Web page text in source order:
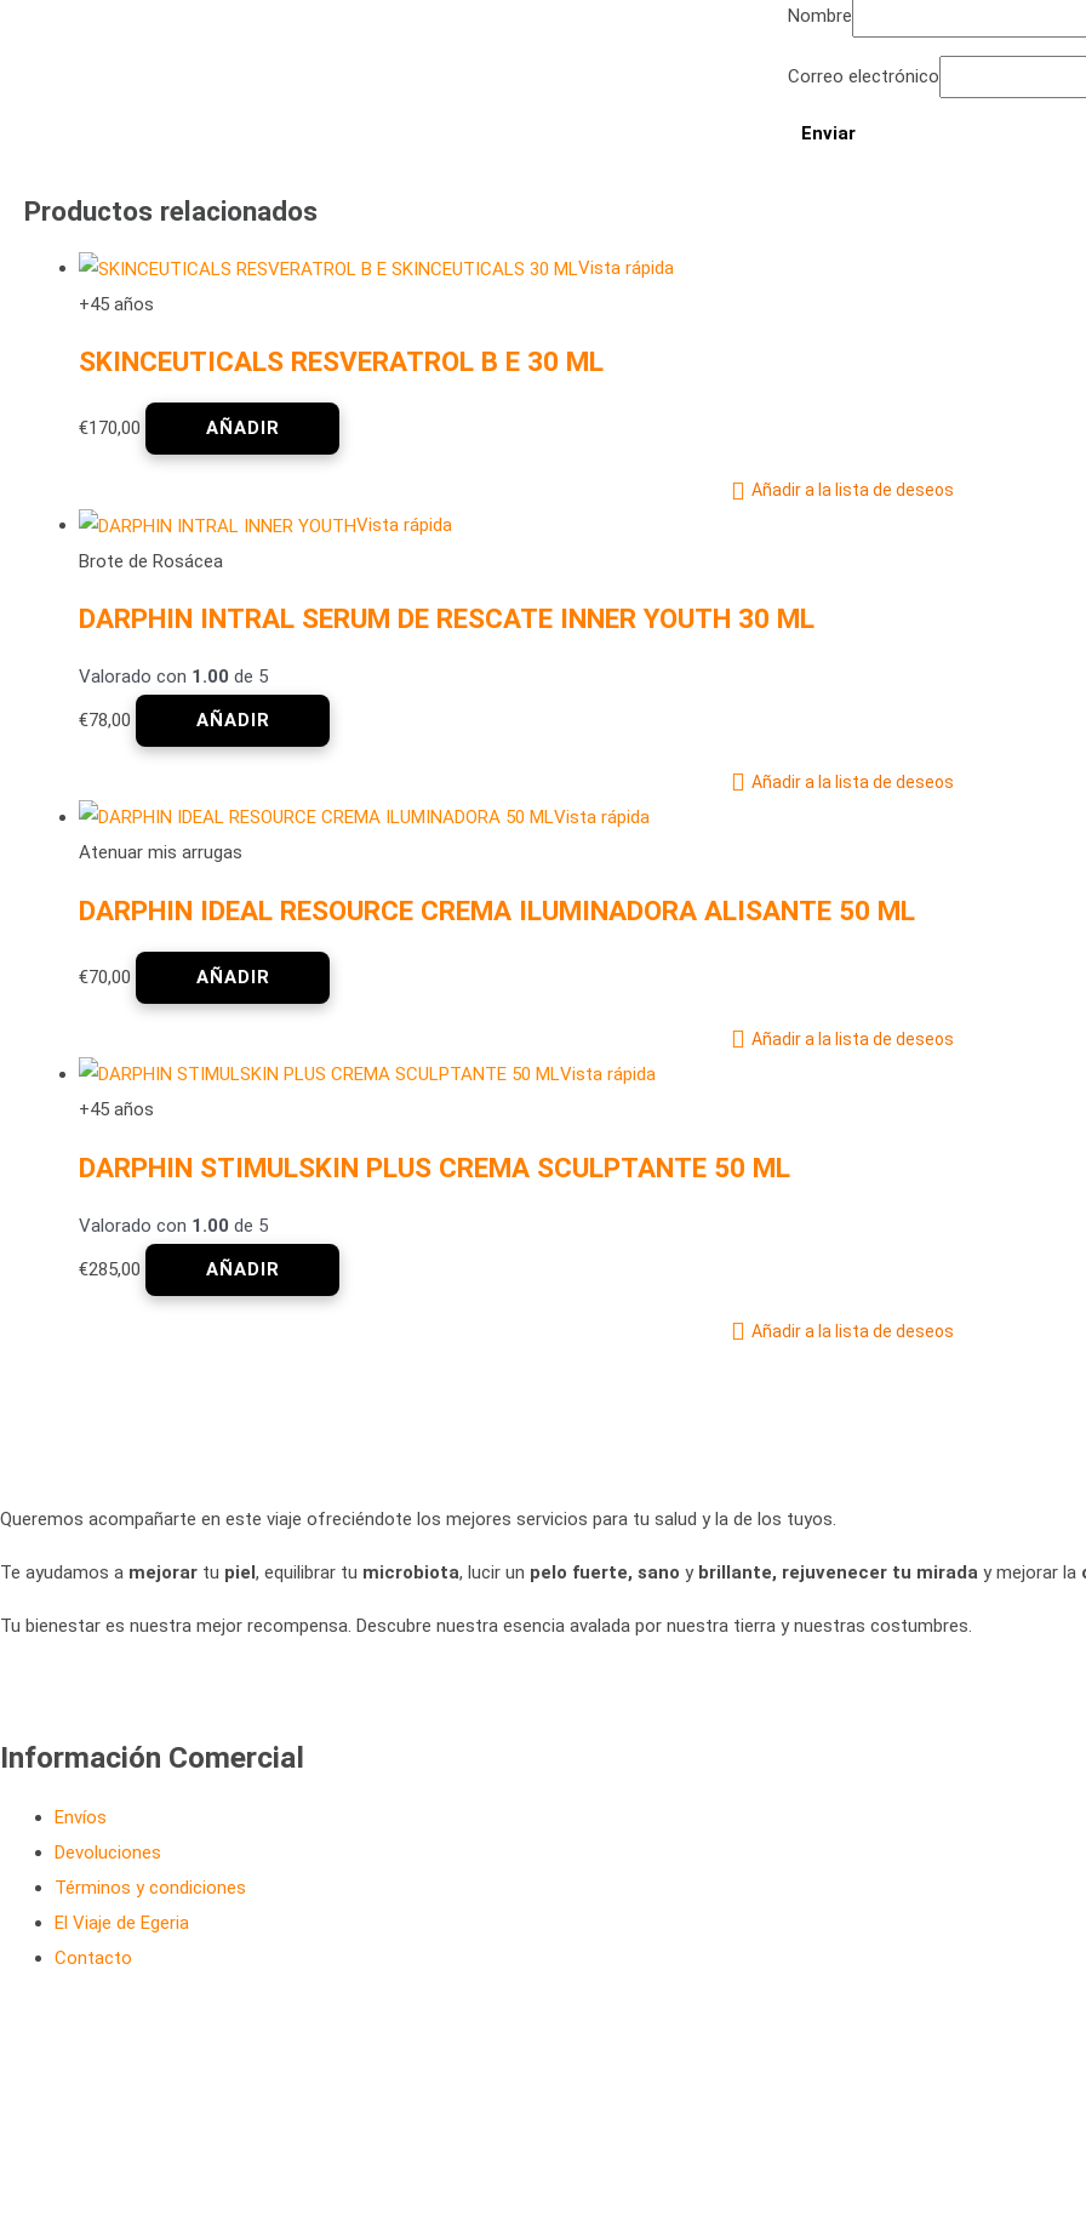
Nombre
Correo electrónico
Productos relacionados
Vista rápida
+45 años
SKINCEUTICALS RESVERATROL B E 30 ML
€170,00
Añadir a la lista de deseos
Vista rápida
Brote de Rosácea
DARPHIN INTRAL SERUM DE RESCATE INNER YOUTH 30 ML
Valorado con 1.00 de 5
€78,00
Añadir a la lista de deseos
Vista rápida
Atenuar mis arrugas
DARPHIN IDEAL RESOURCE CREMA ILUMINADORA ALISANTE 50 ML
€70,00
Añadir a la lista de deseos
Vista rápida
+45 años
DARPHIN STIMULSKIN PLUS CREMA SCULPTANTE 50 ML
Valorado con 1.00 de 5
€285,00
Añadir a la lista de deseos
Queremos acompañarte en este viaje ofreciéndote los mejores servicios para tu salud y la de los tuyos.
Te ayudamos a mejorar tu piel, equilibrar tu microbiota, lucir un pelo fuerte, sano ybrillante, rejuvenecer tu mirada y mejorar la
Tu bienestar es nuestra mejor recompensa. Descubre nuestra esencia avalada por nuestra tierra y nuestras costumbres.
Información Comercial
Envíos
Devoluciones
Términos y condiciones
El Viaje de Egeria
Contacto